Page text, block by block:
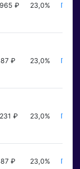
₽ 23,0%
₽ 23,0%
₽ 23,0%
₽ 23,0%